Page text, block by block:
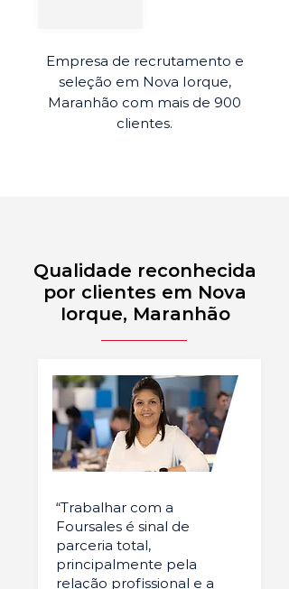
Empresa de recrutamento e
seleção em Nova Iorque,
Maranhão com mais de 900
clientes.
Qualidade reconhecida
por clientes em Nova
Iorque, Maranhão
“Trabalhar com a
Foursales é sinal de
parceria total,
principalmente pela
relação profissional e a